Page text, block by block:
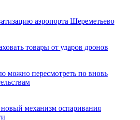
аэропорта Шереметьево
товары от ударов дронов
можно пересмотреть по вновь
механизм оспаривания